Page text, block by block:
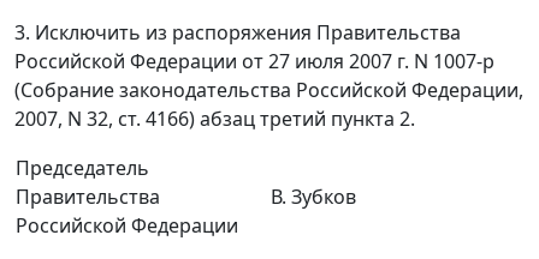
3. Исключить из распоряжения Правительства
Российской Федерации от 27 июля 2007 г. N 1007-р
(Собрание законодательства Российской Федерации,
2007, N 32, ст. 4166) абзац третий пункта 2.
Председатель
Правительства
Российской Федерации
В. Зубков